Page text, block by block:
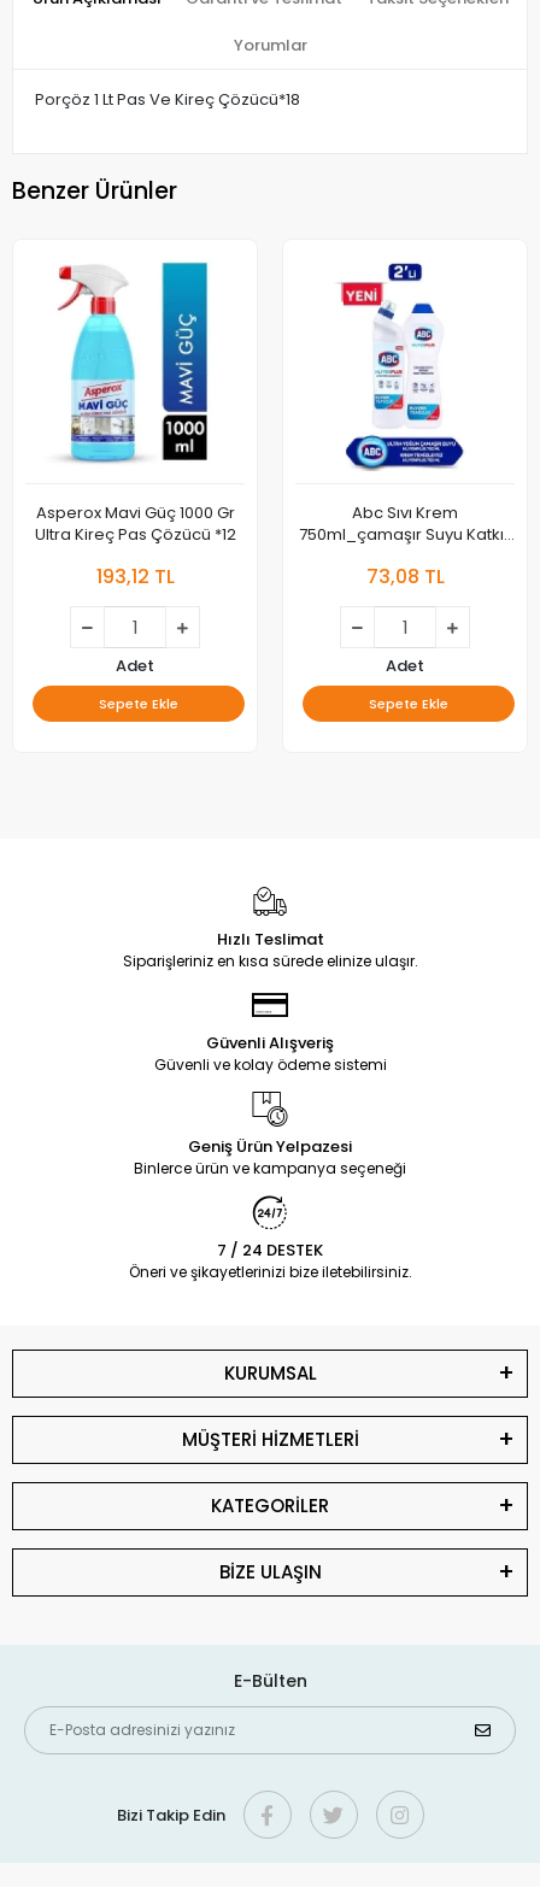
Yorumlar
Porçöz 1 Lt Pas Ve Kireç Çözücü*18
Benzer Ürünler
Asperox Mavi Güç 1000 Gr
Ultra Kireç Pas Çözücü *12
193,12 TL
Adet
Sepete Ekle
Abc Sıvı Krem
750ml_çamaşır Suyu Katkılı
73,08 TL
Adet
Sepete Ekle
Hızlı Teslimat
Siparişleriniz en kısa sürede elinize ulaşır.
Güvenli Alışveriş
Güvenli ve kolay ödeme sistemi
Geniş Ürün Yelpazesi
Binlerce ürün ve kampanya seçeneği
7 / 24 DESTEK
Öneri ve şikayetlerinizi bize iletebilirsiniz.
KURUMSAL
MÜŞTERİ HİZMETLERİ
KATEGORİLER
BİZE ULAŞIN
E-Bülten
Bizi Takip Edin